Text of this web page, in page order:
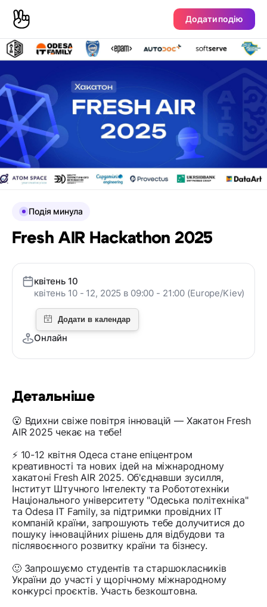
Додати подію
Детальніше
😮 Вдихни свіже повітря інновацій — Хакатон Fresh
AIR 2025 чекає на тебе!
⚡️ 10-12 квітня Одеса стане епіцентром
креативності та нових ідей на міжнародному
хакатоні Fresh AIR 2025. Об'єднавши зусилля,
Інститут Штучного Інтелекту та Робототехніки
Національного університету "Одеська політехніка"
та Odesa IT Family, за підтримки провідних IT
компаній країни, запрошують тебе долучитися до
пошуку інноваційних рішень для відбудови та
післявоєнного розвитку країни та бізнесу.
🙂 Запрошуємо студентів та старшокласників
України до участі у щорічному міжнародному
конкурсі проєктів. Участь безкоштовна.
Подія минула
Fresh AIR Hackathon 2025
квітень 10
квітень 10 - 12, 2025 в 09:00 - 21:00 (Europe/Kiev)
Онлайн